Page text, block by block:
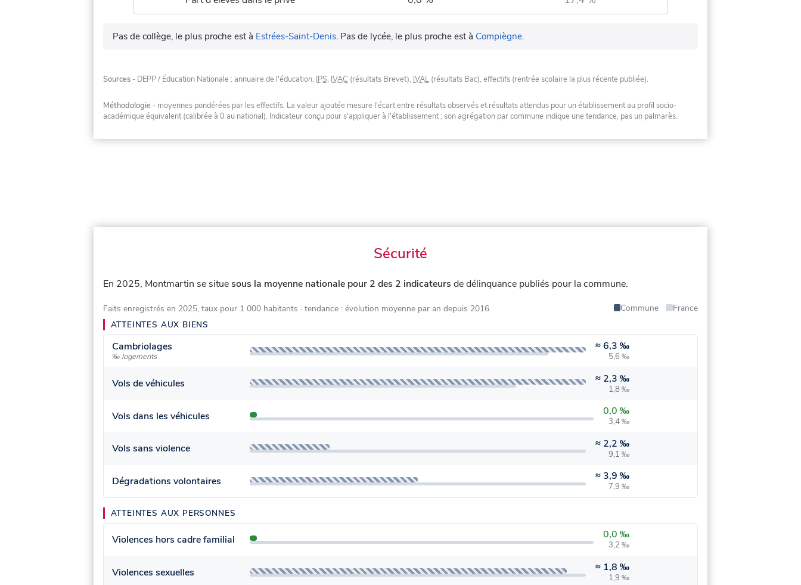
Pas de collège, le plus proche est à Estrées-Saint-Denis. Pas de lycée, le plus proche est à Compiègne.
Sources - DEPP / Éducation Nationale : annuaire de l'éducation, IPS, IVAC (résultats Brevet), IVAL (résultats Bac), effectifs (rentrée scolaire la plus récente publiée).
Méthodologie - moyennes pondérées par les effectifs. La valeur ajoutée mesure l'écart entre résultats observés et résultats attendus pour un établissement au profil socio-
académique équivalent (calibrée à 0 au national). Indicateur conçu pour s'appliquer à l'établissement ; son agrégation par commune indique une tendance, pas un palmarès.
Sécurité
En 2025, Montmartin se situesous la moyenne nationale pour 2 des 2 indicateurs de délinquance publiés pour la commune.
Faits enregistrés en 2025, taux pour 1 000 habitants · tendance : évolution moyenne par an depuis 2016 Commune
France
ATTEINTES AUX BIENS
Cambriolages
‰ logements
≈6,3 ‰
5,6 ‰
Vols de véhicules ≈ 2,3 ‰
1,8 ‰
Vols dans les véhicules 0,0 ‰
3,4 ‰
Vols sans violence ≈ 2,2 ‰
9,1 ‰
Dégradations volontaires ≈ 3,9 ‰
7,9 ‰
ATTEINTES AUX PERSONNES
Violences hors cadre familial 0,0 ‰
3,2 ‰
Violences sexuelles ≈ 1,8 ‰
1,9 ‰